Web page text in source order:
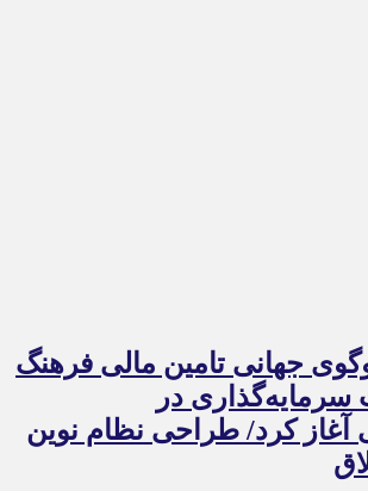
جهانی تامین مالی فرهنگ
سرمایه‌گذاری در
آغاز کرد/ طراحی نظام نوین